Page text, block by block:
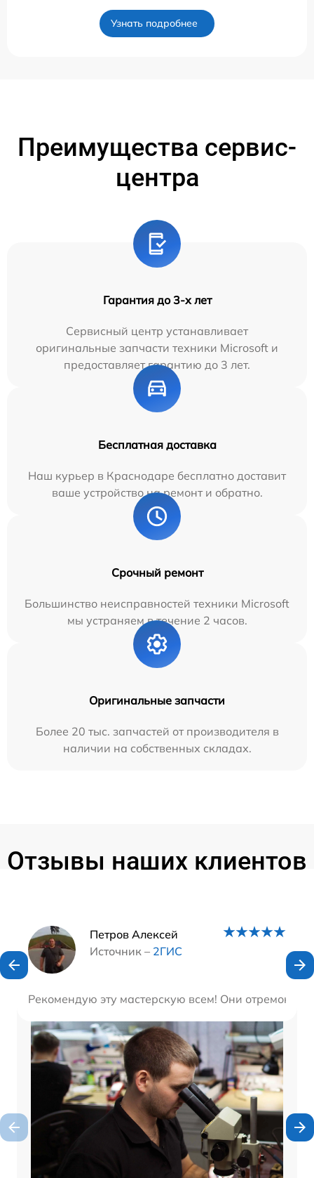
Узнать подробнее
Преимущества сервис-
центра
Гарантия до 3-х лет
Сервисный центр устанавливает
оригинальные запчасти техники Microsoft и
предоставляет гарантию до 3 лет.
Бесплатная доставка
Наш курьер в Краснодаре бесплатно доставит
ваше устройство на ремонт и обратно.
Срочный ремонт
Большинство неисправностей техники Microsoft
мы устраняем в течение 2 часов.
Оригинальные запчасти
Более 20 тыс. запчастей от производителя в
наличии на собственных складах.
Отзывы наших клиентов
Петров Алексей
Источник – 2ГИС
Рекомендую эту мастерскую всем! Они
Наши мастера